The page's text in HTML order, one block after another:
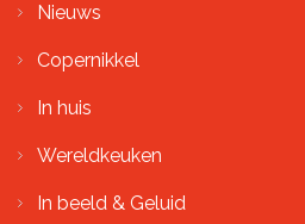
Nieuws
Copernikkel
In huis
Wereldkeuken
In beeld & Geluid